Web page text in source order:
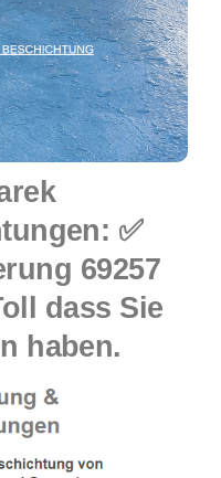
✅
69257
dass Sie
haben.